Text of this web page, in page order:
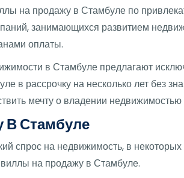
на продажу в Стамбуле по
занимающихся развитием
оплаты.
в Стамбуле предлагают
в рассрочку на несколько лет без
мечту о владении
Стамбуле
спрос на недвижимость, в
на продажу в Стамбуле.